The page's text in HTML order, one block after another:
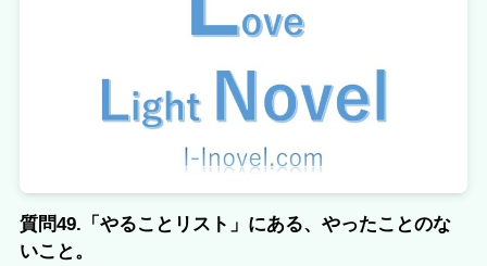
質問49.「やることリスト」にある、やったことのな
いこと。